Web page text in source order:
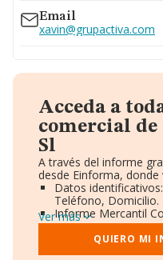
Email
xavin@grupactiva.com
Acceda a
comercial
Sl
A través del informe
desde Einforma,
Datos
Teléfono, Domicilio.
Informe Mercantil
Gráficos de
Consejo de
Directivos y
Ver más
QUIERO MI